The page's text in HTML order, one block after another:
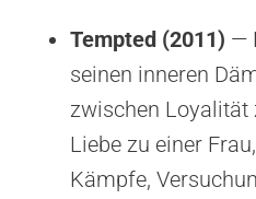
Tempted (2011) —
seinen inneren
zwischen Loyalität
Liebe zu einer
Kämpfe,